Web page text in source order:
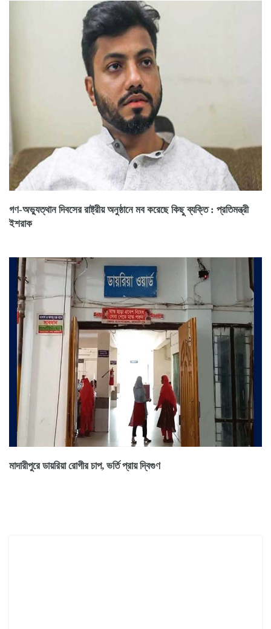
গণ-অভ্যুত্থান দিবসের রাষ্ট্রীয় অনুষ্ঠানে মব করেছে কিছু ব্যক্তি : প্রতিমন্ত্রী
ইশরাক
মাদারীপুরে ডায়রিয়া রোগীর চাপ, ভর্তি প্রায় দ্বিগুণ